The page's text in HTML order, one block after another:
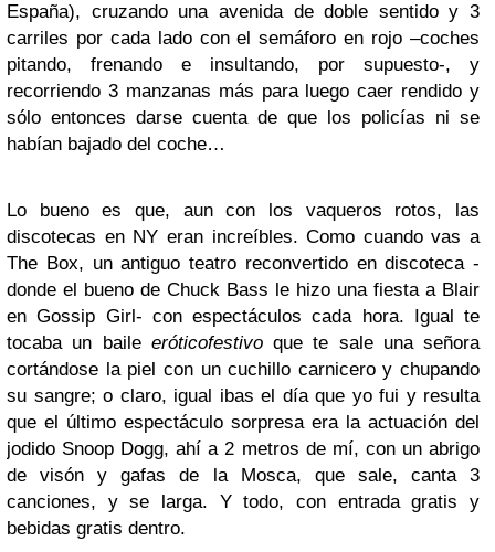
España), cruzando una avenida de doble sentido y 3
carriles por cada lado con el semáforo en rojo –coches
pitando, frenando e insultando, por supuesto-, y
recorriendo 3 manzanas más para luego caer rendido y
sólo entonces darse cuenta de que los policías ni se
habían bajado del coche…
Lo bueno es que, aun con los vaqueros rotos, las
discotecas en NY eran increíbles. Como cuando vas a
The Box, un antiguo teatro reconvertido en discoteca -
donde el bueno de Chuck Bass le hizo una fiesta a Blair
en Gossip Girl- con espectáculos cada hora. Igual te
tocaba un baile eróticofestivoque te sale una señora
cortándose la piel con un cuchillo carnicero y chupando
su sangre; o claro, igual ibas el día que yo fui y resulta
que el último espectáculo sorpresa era la actuación del
jodido Snoop Dogg, ahí a 2 metros de mí, con un abrigo
de visón y gafas de la Mosca, que sale, canta 3
canciones, y se larga. Y todo, con entrada gratis y
bebidas gratis dentro.